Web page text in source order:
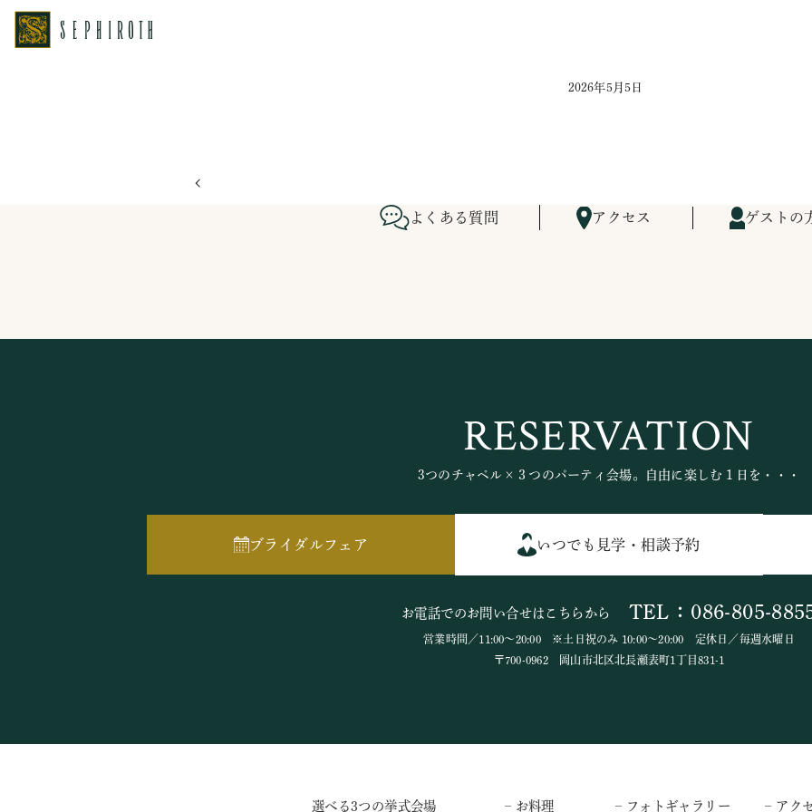
2026年5月5日
よくある質問 アクセス ゲストの
RESERVATION
3つのチャペル×３つのパーティ会場。自由に楽しむ１日を・・・
ブライダルフェア いつでも見学・相談予約
お電話でのお問い合せはこちらから TEL：086-805-
営業時間／11:00～20:00 ※土日祝のみ 10:00～20:00 定休日／毎週水曜日
〒700-0962 岡山市北区北長瀬表町1丁目831-1
選べる3つの挙式会場 – お料理 – フォトギャラリー – アク